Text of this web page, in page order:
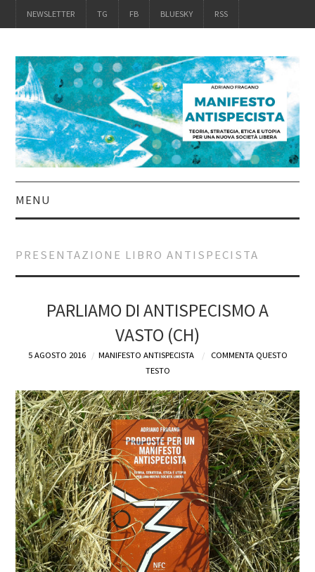
NEWSLETTER TG FB BLUESKY RSS
MENU
ACQUISTALO
BLOG
CONTATTI
PRESENTAZIONE LIBRO ANTISPECISTA
PARLIAMO DI ANTISPECISMO A
VASTO (CH)
5 AGOSTO 2016 MANIFESTO ANTISPECISTA
COMMENTA QUESTO
TESTO